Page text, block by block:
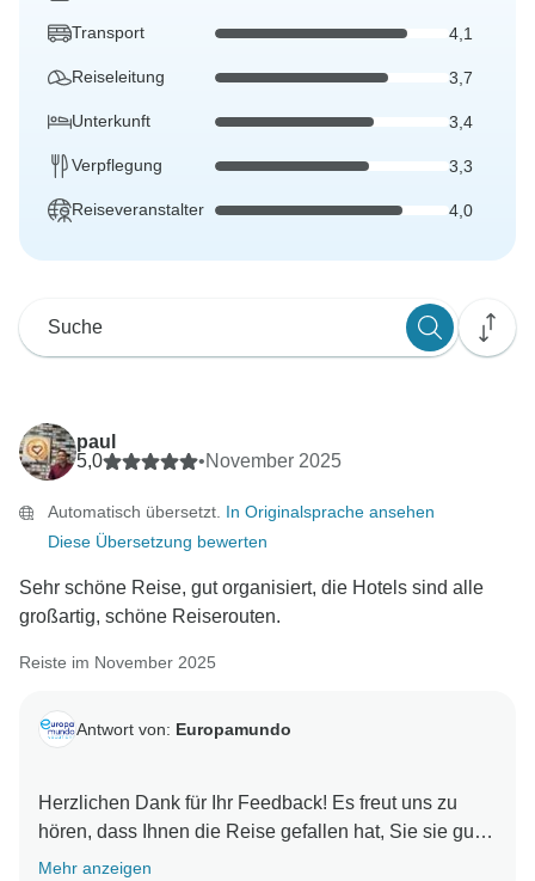
Transport 4,1
Reiseleitung 3,7
Unterkunft 3,4
Verpflegung 3,3
Reiseveranstalter 4,0
paul
5,0
•November 2025
Automatisch übersetzt. In Originalsprache ansehen
Diese Übersetzung bewerten
Sehr schöne Reise, gut organisiert, die Hotels sind alle
großartig, schöne Reiserouten.
Reiste im November 2025
Antwort von: Europamundo
Herzlichen Dank für Ihr Feedback! Es freut uns zu
hören, dass Ihnen die Reise gefallen hat, Sie sie gut
organisiert fanden, die Qualität der Hotels zu schätzen
Mehr anzeigen